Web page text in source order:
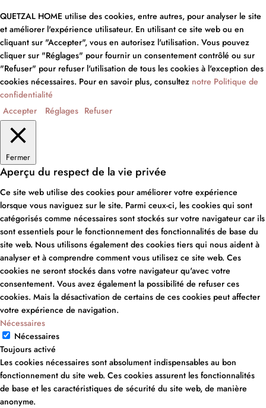
QUETZAL HOME utilise des cookies, entre autres, pour analyser le site
et améliorer l'expérience utilisateur. En utilisant ce site web ou en
cliquant sur "Accepter", vous en autorisez l'utilisation. Vous pouvez
cliquer sur "Réglages" pour fournir un consentement contrôlé ou sur
"Refuser" pour refuser l'utilisation de tous les cookies à l'exception des
cookies nécessaires. Pour en savoir plus, consultez notre Politique de
confidentialité
Accepter
Réglages Refuser
Fermer
Aperçu du respect de la vie privée
Ce site web utilise des cookies pour améliorer votre expérience
lorsque vous naviguez sur le site. Parmi ceux-ci, les cookies qui sont
catégorisés comme nécessaires sont stockés sur votre navigateur car ils
sont essentiels pour le fonctionnement des fonctionnalités de base du
site web. Nous utilisons également des cookies tiers qui nous aident à
analyser et à comprendre comment vous utilisez ce site web. Ces
cookies ne seront stockés dans votre navigateur qu'avec votre
consentement. Vous avez également la possibilité de refuser ces
cookies. Mais la désactivation de certains de ces cookies peut affecter
votre expérience de navigation.
Nécessaires
Nécessaires
Toujours activé
Les cookies nécessaires sont absolument indispensables au bon
fonctionnement du site web. Ces cookies assurent les fonctionnalités
de base et les caractéristiques de sécurité du site web, de manière
anonyme.